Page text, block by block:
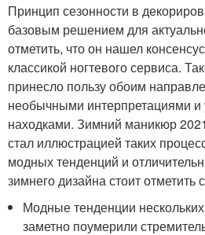
Принцип сезонности в
базовым решением для
отметить, что он нашел
классикой ногтевого сервиса.
принесло пользу обоим
необычными интерпретациями
находками. Зимний маникюр
стал иллюстрацией таких
модных тенденций и
зимнего дизайна стоит
Модные тенденции
заметно поумерили